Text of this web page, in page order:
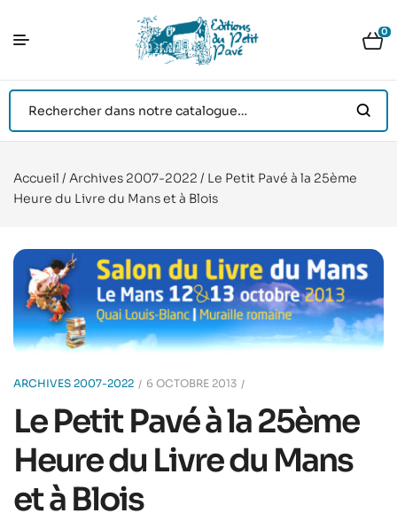
0
Accueil / Archives 2007-2022 / Le Petit Pavé à la 25ème
Heure du Livre du Mans et à Blois
ARCHIVES 2007-2022 6 OCTOBRE 2013
Le Petit Pavé à la 25ème
Heure du Livre du Mans
et à Blois